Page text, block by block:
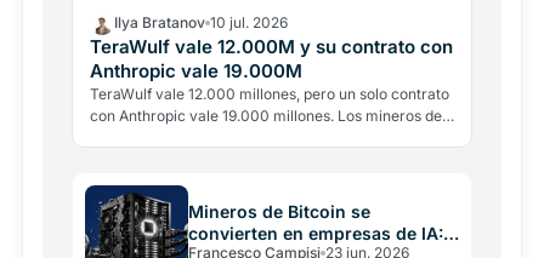
Ilya Bratanov 10 jul. 2026
TeraWulf vale 12.000M y su contrato con
Anthropic vale 19.000M
TeraWulf vale 12.000 millones, pero un solo contrato
con Anthropic vale 19.000 millones. Los mineros de
Mineros de Bitcoin se
convierten en empresas de IA:
Francesco Campisi 23 jun. 2026